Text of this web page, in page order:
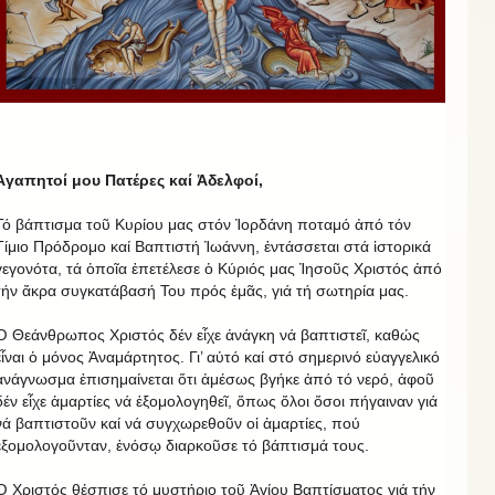
μου Πατέρες καί Ἀδελφοί,
βάπτισμα τοῦ Κυρίου μας στόν Ἰορδάνη ποταμό ἀπό τόν
Πρόδρομο καί Βαπτιστή Ἰωάννη, ἐντάσσεται στά ἱστορικά
τά ὁποῖα ἐπετέλεσε ὁ Κύριός μας Ἰησοῦς Χριστός ἀπό
ἄκρα συγκατάβασή Του πρός ἐμᾶς, γιά τή σωτηρία μας.
Θεάνθρωπος Χριστός δέν εἶχε ἀνάγκη νά βαπτιστεῖ, καθώς
ὁ μόνος Ἀναμάρτητος. Γι’ αὐτό καί στό σημερινό εὐαγγελικό
ἐπισημαίνεται ὅτι ἀμέσως βγήκε ἀπό τό νερό, ἀφοῦ
εἶχε ἁμαρτίες νά ἐξομολογηθεῖ, ὅπως ὅλοι ὅσοι πήγαιναν γιά
βαπτιστοῦν καί νά συγχωρεθοῦν οἱ ἁμαρτίες, πού
ἐνόσῳ διαρκοῦσε τό βάπτισμά τους.
Χριστός θέσπισε τό μυστήριο τοῦ Ἁγίου Βαπτίσματος γιά τήν